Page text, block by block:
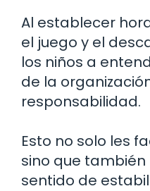
Al establecer
el juego y el
los niños a
de la
responsabilidad.
Esto no solo les
sino que
sentido de